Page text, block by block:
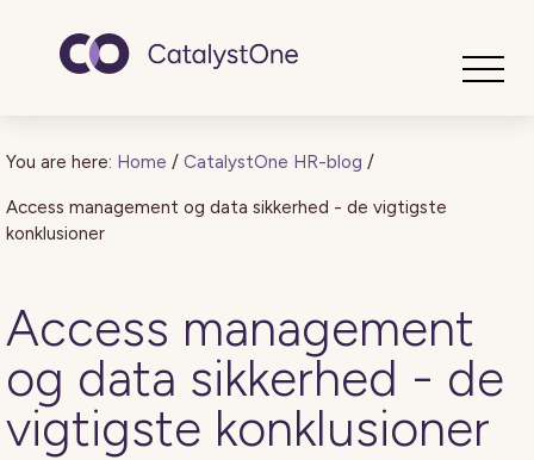
You are here: Home / CatalystOne HR-blog /
Access management og data sikkerhed - de vigtigste
konklusioner
Access management
og data sikkerhed - de
vigtigste konklusioner